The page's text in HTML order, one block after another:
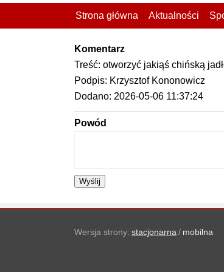
Strona główna Aktualności
Komentarz
Treść: otworzyć jakiąś chińską
Podpis: Krzysztof Kononowicz
Dodano: 2026-05-06 11:37:24
Powód
Wyślij
Wersja strony: stacjonarna/ mobilna